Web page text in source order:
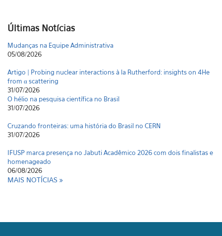
Últimas Notícias
Mudanças na Equipe Administrativa
05/08/2026
Artigo | Probing nuclear interactions à la Rutherford: insights on 4He
from α scattering
31/07/2026
O hélio na pesquisa científica no Brasil
31/07/2026
Cruzando fronteiras: uma história do Brasil no CERN
31/07/2026
IFUSP marca presença no Jabuti Acadêmico 2026 com dois finalistas e
homenageado
06/08/2026
MAIS NOTÍCIAS